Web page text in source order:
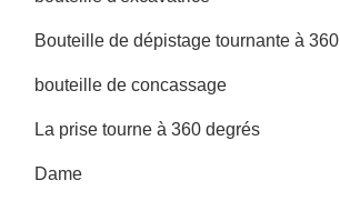
Bouteille de dépistage tournante à 360
bouteille de concassage
La prise tourne à 360 degrés
Dame